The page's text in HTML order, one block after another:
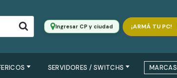
Ingresar CP y ciudad ¡ARMÁ TU PC!
SERVIDORES / SWITCHS MARCAS